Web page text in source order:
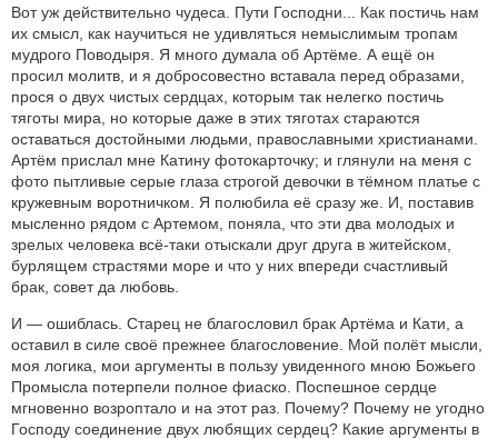
Вот уж действительно чудеса. Пути Господни... Как постичь нам
их смысл, как научиться не удивляться немыслимым тропам
мудрого Поводыря. Я много думала об Артёме. А ещё он
просил молитв, и я добросовестно вставала перед образами,
прося о двух чистых сердцах, которым так нелегко постичь
тяготы мира, но которые даже в этих тяготах стараются
оставаться достойными людьми, православными христианами.
Артём прислал мне Катину фотокарточку; и глянули на меня с
фото пытливые серые глаза строгой девочки в тёмном платье с
кружевным воротничком. Я полюбила её сразу же. И, поставив
мысленно рядом с Артемом, поняла, что эти два молодых и
зрелых человека всё-таки отыскали друг друга в житейском,
бурлящем страстями море и что у них впереди счастливый
брак, совет да любовь.
И — ошиблась. Старец не благословил брак Артёма и Кати, а
оставил в силе своё прежнее благословение. Мой полёт мысли,
моя логика, мои аргументы в пользу увиденного мною Божьего
Промысла потерпели полное фиаско. Поспешное сердце
мгновенно возроптало и на этот раз. Почему? Почему не угодно
Господу соединение двух любящих сердец? Какие аргументы в